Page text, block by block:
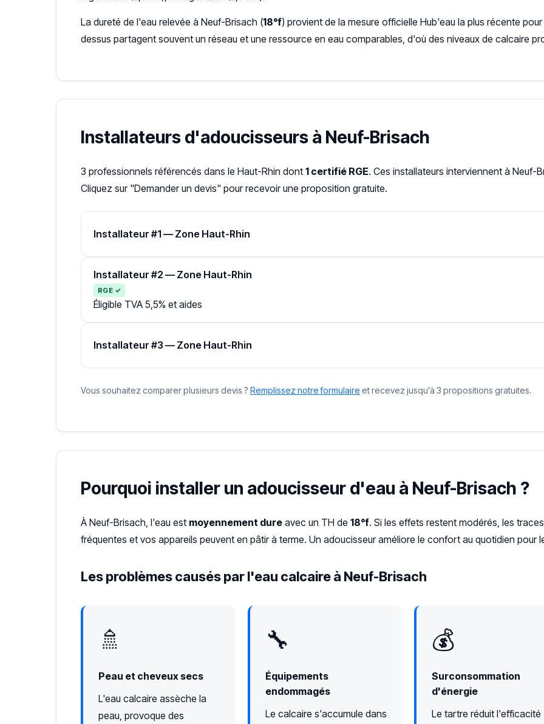
La dureté de l'eau relevée à Neuf-Brisach (18°f) provient de la mesure officielle Hub'eau la plus récente
dessus partagent souvent un réseau et une ressource en eau comparables, d'où des niveaux de calcaire
Installateurs d'adoucisseurs à Neuf-Brisach
3 professionnels référencés dans le Haut-Rhin dont 1 certifié RGE. Ces installateurs interviennent à Neuf-
Cliquez sur "Demander un devis" pour recevoir une proposition gratuite.
Installateur #1 — Zone Haut-Rhin
Installateur #2 — Zone Haut-Rhin
RGE ✓
Éligible TVA 5,5% et aides
Installateur #3 — Zone Haut-Rhin
Vous souhaitez comparer plusieurs devis ? Remplissez notre formulaire et recevez jusqu'à 3 propositions gratuites.
Pourquoi installer un adoucisseur d'eau à Neuf-Brisach ?
À Neuf-Brisach, l'eau est moyennement dure avec un TH de 18°f. Si les effets restent modérés, les
fréquentes et vos appareils peuvent en pâtir à terme. Un adoucisseur améliore le confort au quotidien pour
Les problèmes causés par l'eau calcaire à Neuf-Brisach
🚿
Peau et cheveux secs
L'eau calcaire assèche la
peau, provoque des
🔧
Équipements
endommagés
Le calcaire s'accumule dans
💰
Surconsommation
d'énergie
Le tartre réduit l'efficacité